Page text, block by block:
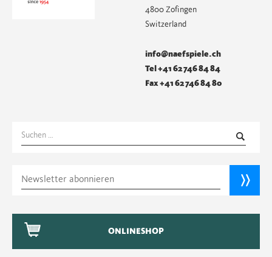
4800 Zofingen
Switzerland
info@naefspiele.ch
Tel +41 62 746 84 84
Fax +41 62 746 84 80
Suchen
nach:
ONLINESHOP